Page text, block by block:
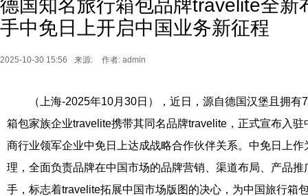
德国知名旅行箱包品牌travelite全新
手中免日上开启中国业务新征程
2025-10-30 15:56 来源: 作者: admin
（上海-2025年10月30日），近日，源自德国汉堡且拥
箱包家族企业travelite携带其同名品牌travelite，正式宣布入
商行业领军企业中免日上达成战略合作伙伴关系。中免日上
理，全面负责品牌在中国市场的品牌营销、渠道布局、产品
手，标志着travelite拓展中国市场版图的决心，为中国旅行箱